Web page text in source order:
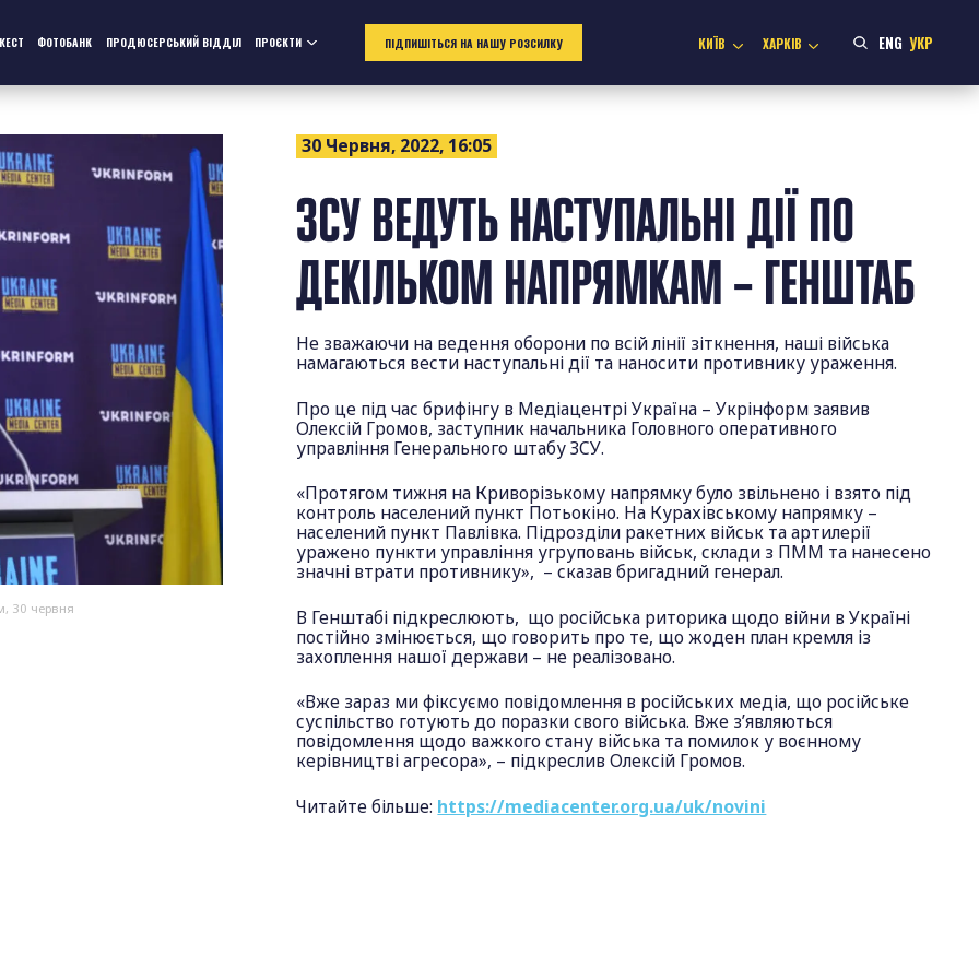
ФОТОБАНК ПРОДЮСЕРСЬКИЙ ВІДДІЛ ПРОЄКТИ ПІДПИШІТЬСЯ НА НАШУ РОЗСИЛКУ КИЇВ ХАРКІВ ENG УКР
30 червня
30 Червня, 2022, 16:05
ЗСУ ВЕДУТЬ НАСТУПАЛЬНІ ДІЇ ПО
ДЕКІЛЬКОМ НАПРЯМКАМ – ГЕНШТАБ
Не зважаючи на ведення оборони по всій лінії зіткнення, наші війська
намагаються вести наступальні дії та наносити противнику ураження.
Про це під час брифінгу в Медіацентрі Україна – Укрінформ заявив
Олексій Громов, заступник начальника Головного оперативного
управління Генерального штабу ЗСУ.
«Протягом тижня на Криворізькому напрямку було звільнено і взято під
контроль населений пункт Потьокіно. На Курахівському напрямку –
населений пункт Павлівка. Підрозділи ракетних військ та артилерії
уражено пункти управління угруповань військ, склади з ПММ та нанесено
значні втрати противнику», – сказав бригадний генерал.
В Генштабі підкреслюють, що російська риторика щодо війни в Україні
постійно змінюється, що говорить про те, що жоден план кремля із
захоплення нашої держави – не реалізовано.
«Вже зараз ми фіксуємо повідомлення в російських медіа, що російське
суспільство готують до поразки свого війська. Вже з’являються
повідомлення щодо важкого стану війська та помилок у воєнному
керівництві агресора», – підкреслив Олексій Громов.
Читайте більше: https://mediacenter.org.ua/uk/novini